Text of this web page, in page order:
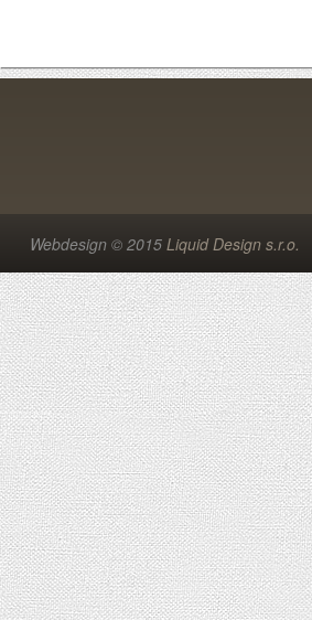
Webdesign © 2015 Liquid Design s.r.o.